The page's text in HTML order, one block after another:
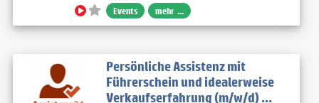
Events mehr ...
Persönliche Assistenz mit
Führerschein und idealerweise
Verkaufserfahrung (m/w/d) ...